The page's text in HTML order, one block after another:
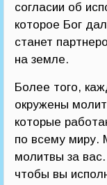
согласии об
которое Бог
станет
на земле.
Более того,
окружены
которые
по всему миру.
молитвы за
чтобы вы